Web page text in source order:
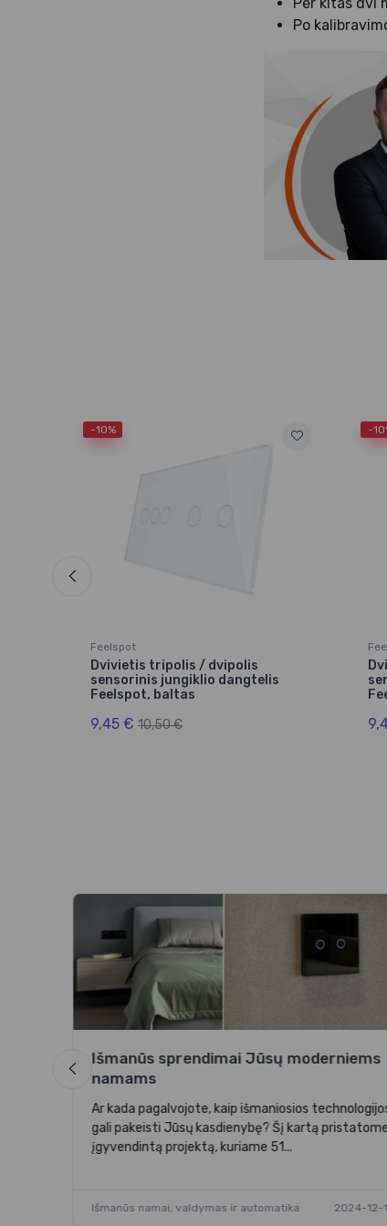
Po
-10%
Feelspot
Dvivietis tripolis / dvipolis
sensorinis jungiklio dangtelis
Feelspot, baltas
9,45 € 10,50 €
-
Išmanūs sprendimai Jūsų moderniems
namams
Ar kada pagalvojote, kaip išmaniosios
gali pakeisti Jūsų kasdienybę? Šį kartą
įgyvendintą projektą, kuriame 51...
Išmanūs namai, valdymas ir automatika 2024-12-